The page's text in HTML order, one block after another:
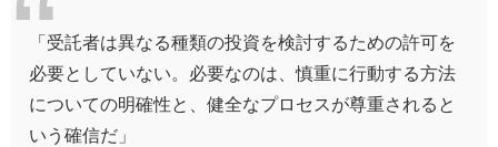
「受託者は異なる種類の投資を検討するための許可を
必要としていない。必要なのは、慎重に行動する方法
についての明確性と、健全なプロセスが尊重されると
いう確信だ」